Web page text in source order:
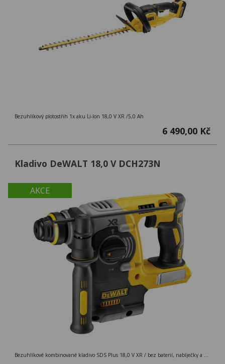
Bezuhlíkový plotostřih 1x aku Li-Ion 18,0 V XR /5,0 Ah
6 490,00 Kč
AKCE
Kladivo DeWALT 18,0 V DCH273N